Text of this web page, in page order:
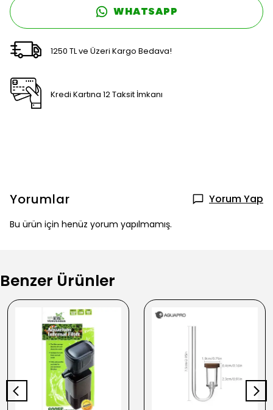
WHATSAPP
1250 TL ve Üzeri Kargo Bedava!
Kredi Kartına 12 Taksit İmkanı
Yorumlar Yorum Yap
Bu ürün için henüz yorum yapılmamış.
Benzer Ürünler